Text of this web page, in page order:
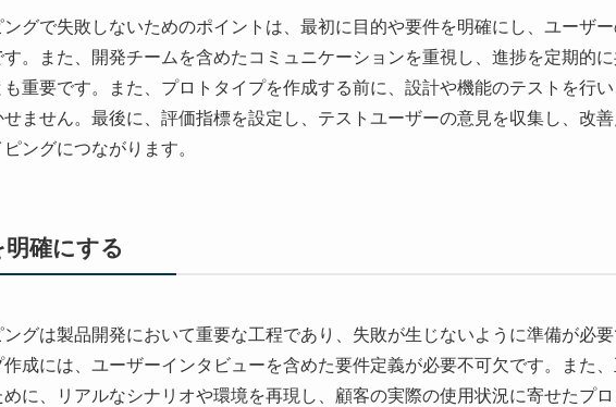
グで失敗しないためのポイントは、最初に目的や要件を明確にし、ユーザ
す。また、開発チームを含めたコミュニケーションを重視し、進捗を定期的
も重要です。また、プロトタイプを作成する前に、設計や機能のテストを行
せません。最後に、評価指標を設定し、テストユーザーの意見を収集し、改
ングにつながります。
確にする
グは製品開発において重要な工程であり、失敗が生じないように準備が必
成には、ユーザーインタビューを含めた要件定義が必要不可欠です。また
めに、リアルなシナリオや環境を再現し、顧客の実際の使用状況に寄せたプ